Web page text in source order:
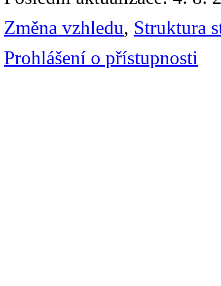
Změna vzhledu, Struktura
Prohlášení o přístupnosti